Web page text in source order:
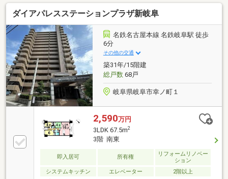
ダイアパレスステーションプラザ新岐阜
名鉄名古屋本線 名鉄岐阜駅 徒歩
6分
その他の交通
築31年/15階建
総戸数68戸
岐阜県岐阜市幸ノ町１
2,590万円
3LDK 67.5m2
3階 南東
即入居可 所有権
リフォームリノベー
ション
システムキッチン
エレベーター 2階以上